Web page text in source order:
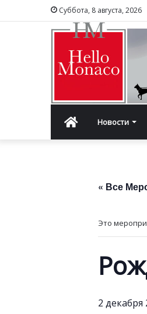
Суббота, 8 августа, 2026
ГлавнаяНовости
« Все
Это
2 декабря